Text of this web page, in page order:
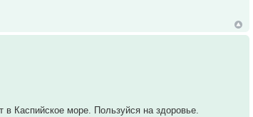
Каспийское море. Пользуйся на здоровье.